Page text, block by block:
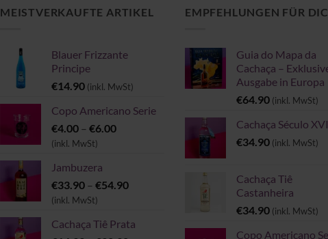
MEISTVERKAUFTE ARTIKEL
Blauer Frizzante
Principe
€14.90 (inkl. MwSt)
Copo Americano Serie
€4.00 – €6.00Preisspanne:
(inkl. MwSt)
Jambuzera
€33.90 – €54.90Preisspanne:
€54.90
(inkl. MwSt)
Cachaça Tiê Prata
EMPFEHLUNGEN FÜR
Guia do Mapa da
Cachaça –
Ausgabe in Europa
€64.90 (inkl. MwSt)
Cachaça Século
€34.90 (inkl. MwSt)
Cachaça Tiê
Castanheira
€34.90 (inkl. MwSt)
Copo Americano